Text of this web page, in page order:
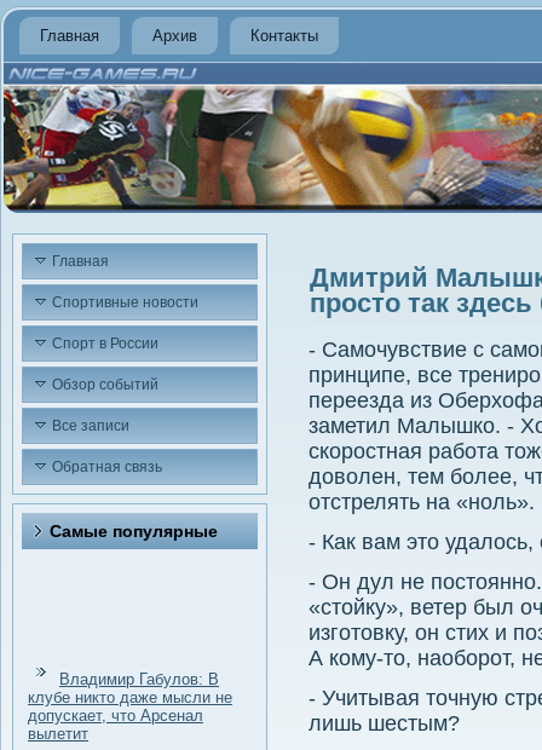
Главная Архив Контакты
Главная
Спортивные новости
Спорт в России
Обзор событий
Все записи
Обратная связь
Самые популярные
Владимир Габулов: В
клубе никто даже мысли не
допускает, что Арсенал
вылетит
Дмитрий
просто так
- Самочувствие с
принципе, все
переезда из
заметил Малышко. -
скоростная работа
доволен, тем более,
отстрелять на «ноль».
- Как вам это
- Он дул не
«стойку», ветер был
изготовку, он стих и
А кому-то, наоборот,
- Учитывая точную
лишь шестым?